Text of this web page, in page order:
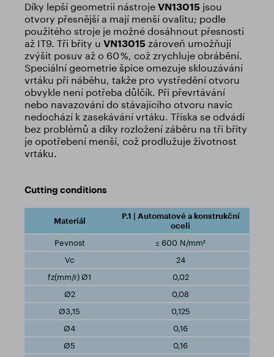
Díky lepší geometrii nástroje VN13015 jsou
otvory přesnější a mají menší ovalitu; podle
použitého stroje je možné dosáhnout přesnosti
až IT9. Tři břity u VN13015 zároveň umožňují
zvýšit posuv až o 60 %, což zrychluje obrábění.
Speciální geometrie špice omezuje sklouzávání
vrtáku při náběhu, takže pro vystředění otvoru
obvykle není potřeba důlčík. Při převrtávání
nebo navazování do stávajícího otvoru navíc
nedochází k zasekávání vrtáku. Tříska se odvádí
bez problémů a díky rozložení záběru na tři břity
je opotřebení menší, což prodlužuje životnost
vrtáku.
Cutting conditions
P.1 | Automatové a konstrukční
oceli
≤ 600 N/mm²
24
0,02
0,08
0,125
0,16
0,16